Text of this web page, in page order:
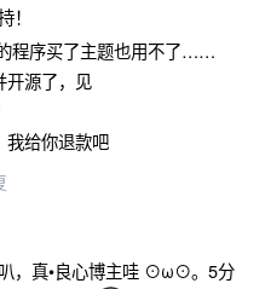
！
程序买了主题也用不了……
开源了，见
我给你退款吧
，真•良心博主哇 ⊙ω⊙。5分